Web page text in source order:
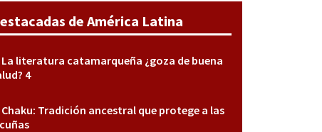
de América Latina
La literatura catamarqueña ¿goza de buena
4
Chaku: Tradición ancestral que protege a las